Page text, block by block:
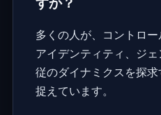
多くの人が、コントロー
アイデンティティ、ジ
従のダイナミクスを探
捉えています。